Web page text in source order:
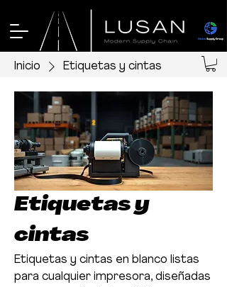
Inicio Etiquetas y cintas
Etiquetas y
cintas
Etiquetas y cintas en blanco listas
para cualquier impresora, diseñadas